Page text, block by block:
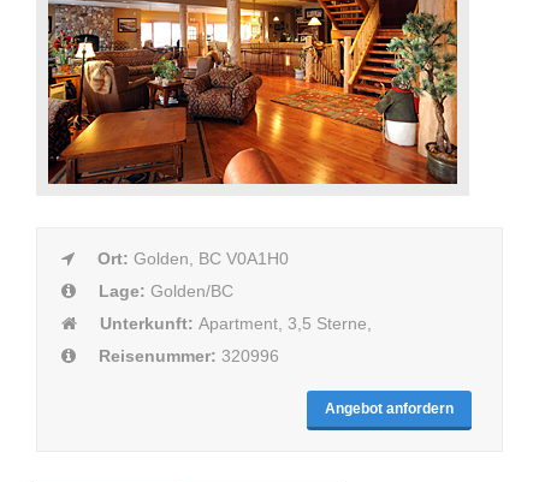
Ort: Golden, BC V0A1H0
Lage: Golden/BC
Unterkunft: Apartment, 3,5 Sterne,
Reisenummer: 320996
Angebot anfordern